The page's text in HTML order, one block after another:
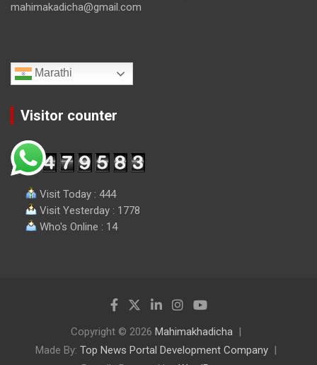
mahimakadicha@gmail.com
Marathi
Visitor counter
Visit Today : 444
Visit Yesterday : 1778
Who's Online : 14
Copyright © 2026 Mahimakhadicha
Made By: Top News Portal Development Company